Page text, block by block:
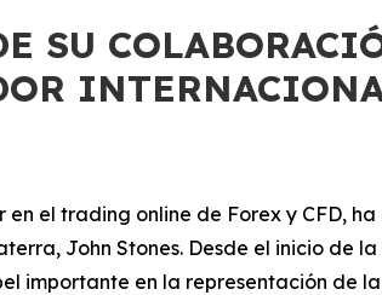
SU
en el trading online de Forex y CFD,
John Stones. Desde el inicio de
importante en la representación de